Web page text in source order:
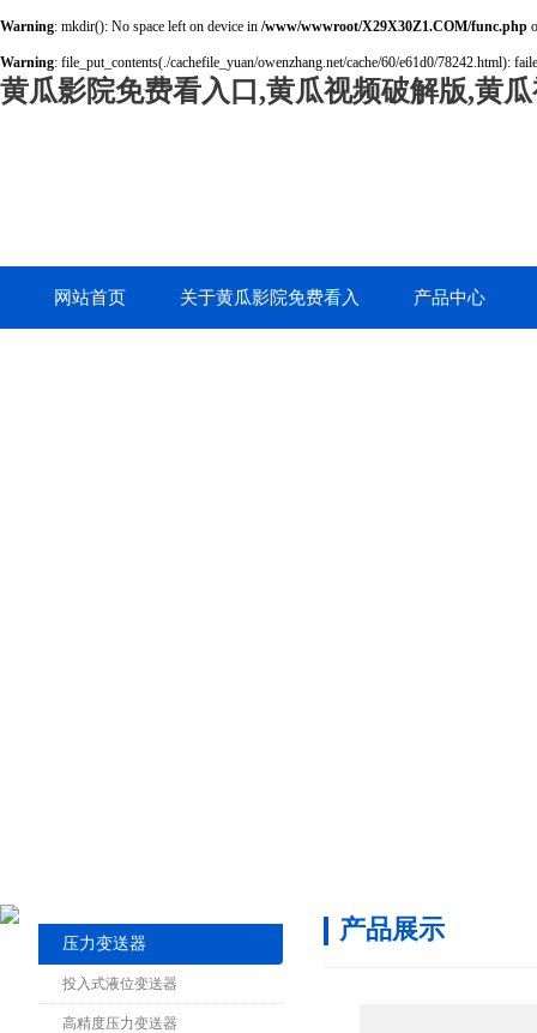
Warning: mkdir(): No space left on device in /www/wwwroot/X29X30Z1.COM/func.php
Warning: file_put_contents(./cachefile_yuan/owenzhang.net/cache/60/e61d0/78242.html):
黄瓜影院免费看入口,黄瓜视频破解版,黄
网站首页 关于黄瓜影院免费看入 产品中心
压力变送器
投入式液位变送器
高精度压力变送器
产品展示